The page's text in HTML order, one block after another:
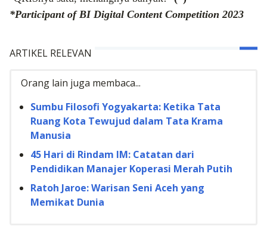
*Participant of BI Digital Content Competition 2023
ARTIKEL RELEVAN
Orang lain juga membaca...
Sumbu Filosofi Yogyakarta: Ketika Tata
Ruang Kota Tewujud dalam Tata Krama
Manusia
45 Hari di Rindam IM: Catatan dari
Pendidikan Manajer Koperasi Merah Putih
Ratoh Jaroe: Warisan Seni Aceh yang
Memikat Dunia